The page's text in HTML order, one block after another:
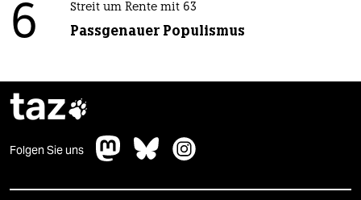
6 Streit um Rente mit 63
Passgenauer Populismus
taz
Folgen Sie uns